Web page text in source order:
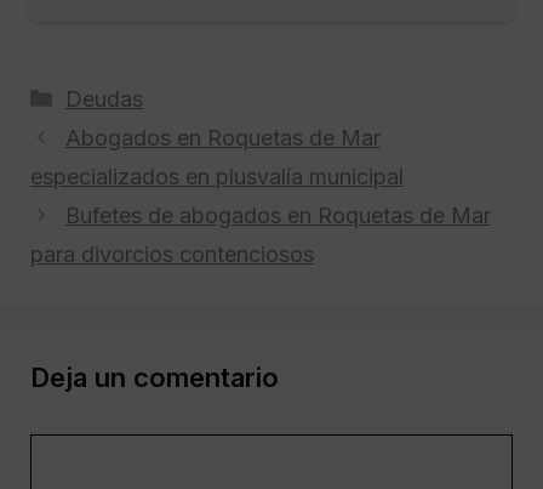
Categorías
Deudas
Abogados en Roquetas de Mar
especializados en plusvalía municipal
Bufetes de abogados en Roquetas de Mar
para divorcios contenciosos
Deja un comentario